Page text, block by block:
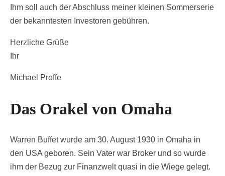
Ihm soll auch der Abschluss meiner kleinen Sommerserie
der bekanntesten Investoren gebühren.
Herzliche Grüße
Ihr
Michael Proffe
Das Orakel von Omaha
Warren Buffet wurde am 30. August 1930 in Omaha in
den USA geboren. Sein Vater war Broker und so wurde
ihm der Bezug zur Finanzwelt quasi in die Wiege gelegt.